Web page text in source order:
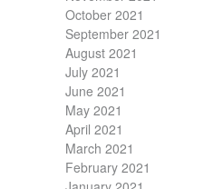
October 2021
September 2021
August 2021
July 2021
June 2021
May 2021
April 2021
March 2021
February 2021